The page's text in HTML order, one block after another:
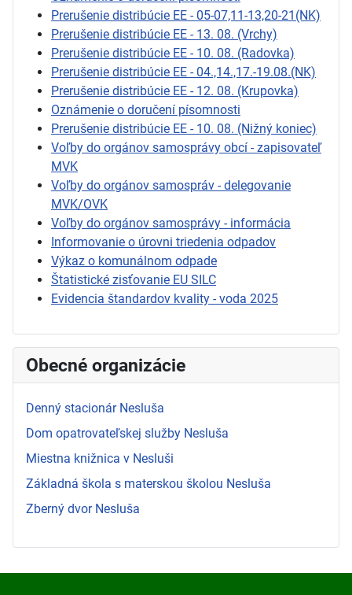
Prerušenie distribúcie EE - 05-07,11-13,20-21(NK)
Prerušenie distribúcie EE - 13. 08. (Vrchy)
Prerušenie distribúcie EE - 10. 08. (Radovka)
Prerušenie distribúcie EE - 04.,14.,17.-19.08.(NK)
Prerušenie distribúcie EE - 12. 08. (Krupovka)
Oznámenie o doručení písomnosti
Prerušenie distribúcie EE - 10. 08. (Nižný koniec)
Voľby do orgánov samosprávy obcí - zapisovateľ
MVK
Voľby do orgánov samospráv - delegovanie
MVK/OVK
Voľby do orgánov samosprávy - informácia
Informovanie o úrovni triedenia odpadov
Výkaz o komunálnom odpade
Štatistické zisťovanie EU SILC
Evidencia štandardov kvality - voda 2025
Obecné organizácie
Denný stacionár Nesluša
Dom opatrovateľskej služby Nesluša
Miestna knižnica v Nesluši
Základná škola s materskou školou Nesluša
Zberný dvor Nesluša